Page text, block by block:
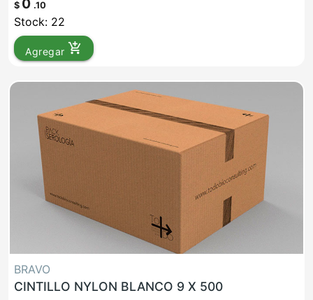
$ .10
Stock: 22
Agregar add_shopping_cart
BRAVO
CINTILLO NYLON BLANCO 9 X 500